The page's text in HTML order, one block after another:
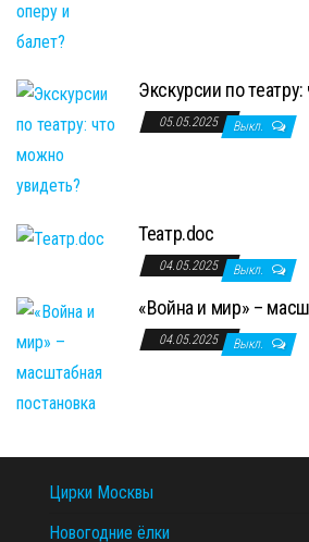
Экскурсии по
05.05.2025 Выкл.
Театр.doc
04.05.2025 Выкл.
«Война и мир» –
04.05.2025 Выкл.
Цирки Москвы
Новогодние ёлки